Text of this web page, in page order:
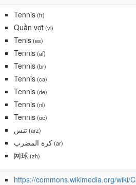
Tennis(fr)
Quần vợt(vi)
Tenis(es)
Tennis(af)
Tennis(br)
Tennis(ca)
Tennis(de)
Tennis(nl)
Tennis(oc)
تنس(arz)
كرة المضرب(ar)
网球(zh)
https://commons.wikimedia.org/wiki/